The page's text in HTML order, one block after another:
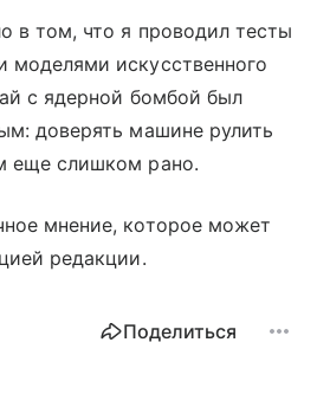
в том, что я проводил тесты
искусственного
с ядерной бомбой был
доверять машине рулить
еще слишком рано.
мнение, которое может
редакции.
Поделиться